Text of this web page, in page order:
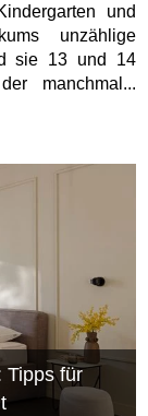
und
unzählige
sie 13 und 14
manchmal...
Tipps für